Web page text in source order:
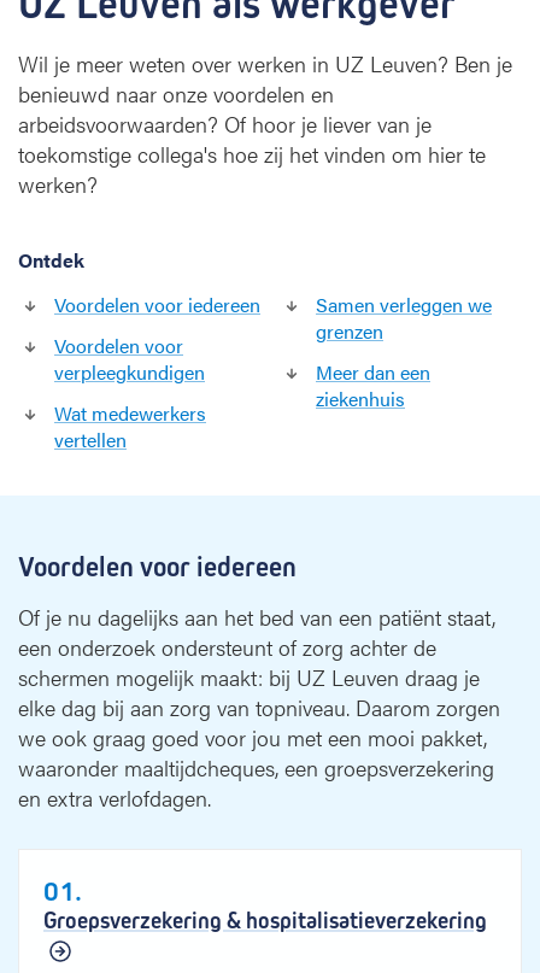
Wil je meer weten over werken in UZ Leuven? Ben je
benieuwd naar onze voordelen en
arbeidsvoorwaarden? Of hoor je liever van je
toekomstige collega's hoe zij het vinden om hier te
werken?
Ontdek
Voordelen voor iedereen
Voordelen voor
verpleegkundigen
Wat medewerkers
vertellen
Samen verleggen we
grenzen
Meer dan een
ziekenhuis
Voordelen voor iedereen
Of je nu dagelijks aan het bed van een patiënt staat,
een onderzoek ondersteunt of zorg achter de
schermen mogelijk maakt: bij UZ Leuven draag je
elke dag bij aan zorg van topniveau. Daarom zorgen
we ook graag goed voor jou met een mooi pakket,
waaronder maaltijdcheques, een groepsverzekering
en extra verlofdagen.
01.
Groepsverzekering & hospitalisatieverzekering